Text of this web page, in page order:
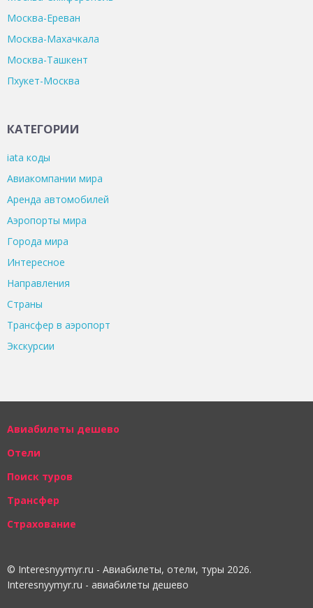
Москва-Ереван
Москва-Махачкала
Москва-Ташкент
Пхукет-Москва
КАТЕГОРИИ
iata коды
Авиакомпании мира
Аренда автомобилей
Аэропорты мира
Города мира
Интересное
Направления
Страны
Трансфер в аэропорт
Экскурсии
Авиабилеты дешево
Отели
Поиск туров
Трансфер
Страхование
© Interesnyymyr.ru - Авиабилеты, отели, туры 2026.
Interesnyymyr.ru - авиабилеты дешево